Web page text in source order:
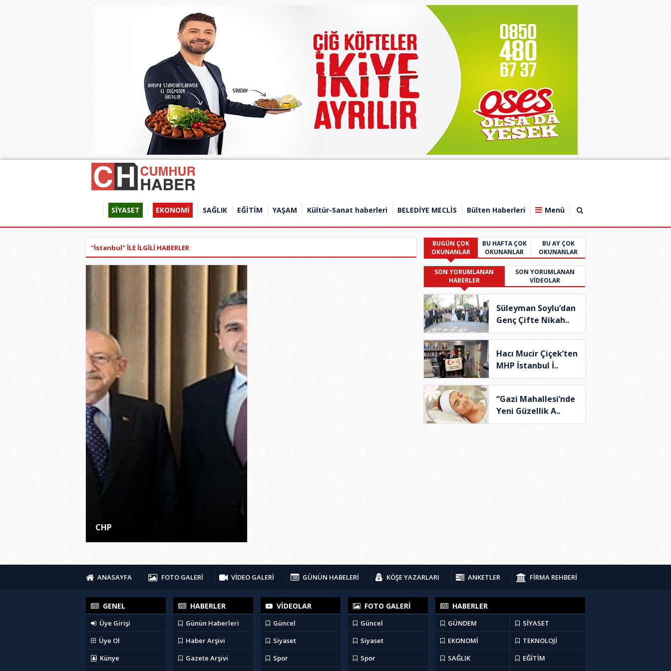
SİYASET EKONOMİ SAĞLIK EĞİTİM YAŞAM Kültür-Sanat haberleri BELEDİYE MECLİS Bülten Haberleri Menü
"İstanbul" İLE İLGİLİ HABERLER
CHP
BUGÜN ÇOK
OKUNANLAR
BU HAFTA ÇOK
OKUNANLAR
BU AY ÇOK
OKUNANLAR
SON YORUMLANAN
HABERLER
SON YORUMLANAN
VİDEOLAR
Süleyman Soylu’dan
Genç Çifte Nikah..
Hacı Mucir Çiçek’ten
MHP İstanbul İ..
“Gazi Mahallesi’nde
Yeni Güzellik A..
ANASAYFA FOTO GALERİ VİDEO GALERİ GÜNÜN HABELERİ KÖŞE YAZARLARI ANKETLER FİRMA REHBERİ
GENEL
Üye Girişi
Üye Ol
Künye
HABERLER
Günün Haberleri
Haber Arşivi
Gazete Arşivi
VİDEOLAR
Güncel
Siyaset
Spor
FOTO GALERİ
Güncel
Siyaset
Spor
HABERLER
GÜNDEM
SİYASET
EKONOMİ
TEKNOLOJİ
SAĞLIK
EĞİTİM